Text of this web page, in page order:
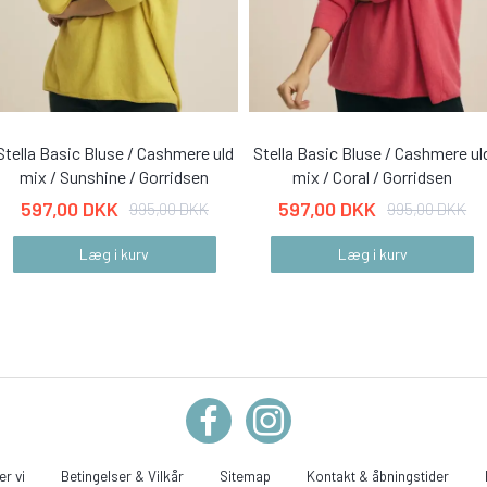
Basic Bluse / Cashmere uld
mix / Sunshine / Gorridsen
597,00 DKK 995,00 DKK
Læg i kurv
Stella Basic Bluse / Cashmere
mix / Coral / Gorridsen
597,00 DKK 995,00 DKK
Læg i kurv
vi Betingelser & Vilkår Sitemap Kontakt & åbningstider